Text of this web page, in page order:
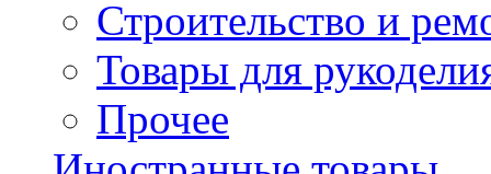
Строительство и
Товары для
Прочее